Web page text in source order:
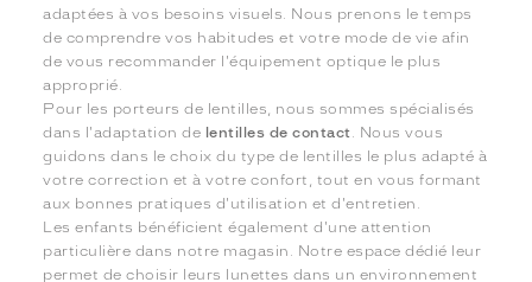
adaptées à vos besoins visuels. Nous prenons le temps
de comprendre vos habitudes et votre mode de vie afin
de vous recommander l'équipement optique le plus
approprié.
Pour les porteurs de lentilles, nous sommes spécialisés
dans l'adaptation de lentilles de contact . Nous vous
guidons dans le choix du type de lentilles le plus adapté à
votre correction et à votre confort, tout en vous formant
aux bonnes pratiques d'utilisation et d'entretien.
Les enfants bénéficient également d'une attention
particulière dans notre magasin. Notre espace dédié leur
permet de choisir leurs lunettes dans un environnement